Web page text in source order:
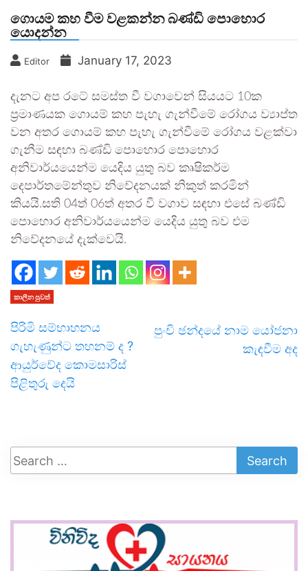
ගොයම කහ වීම වළකන්න බණ්ඩි පොහොර
යොදන්න
Editor January 17, 2023
දැනට අප රටේ සමස්ත වී වගාවෙන් සියයට 10ක
ප‍්‍රමාණයක ගොයම් කහ පැහැ ගැන්වීමේ රෝගය ව්‍යාප්ත
වන අතර ගොයම් කහ පැහැ ගැන්වීමේ රෝගය වළක්වා
ගැනීම සඳහා බණ්ඩි පොහොර පොහොර
අනිවාර්යයෙන්ම යෙදිය යුතු බව කෘෂිකර්ම
දෙපාර්තමේන්තුව නිවේදනයක් නිකුත් කරමින්
කියයි.සති 04ත් 06ත් අතර වී වගාව සඳහා එසේ බණ්ඩි
පොහොර අනිවාර්යයෙන්ම යෙදිය යුතු බව එම
නිවේදනයේ දැක්වෙයි.
කාලීන පුවත්
පිරිමි සම්භාහනය
ගැහැණුන්ට තහනම් ද ?
ආයුර්වේද කොමසාරිස්
පිළිතුරු දෙයි
පුංචි ඡන්දයේ නාම යෝජනා
කැඳවීම අද